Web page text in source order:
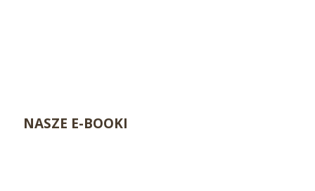
NASZE E-BOOKI